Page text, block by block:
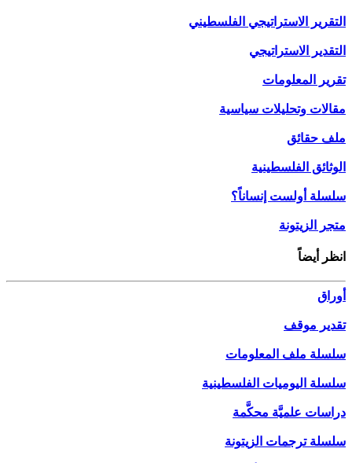
التقرير الاستراتيجي الفلسطيني
التقدير الاستراتيجي
تقرير المعلومات
مقالات وتحليلات سياسية
ملف حقائق
الوثائق الفلسطينية
سلسلة أولست إنساناً؟
متجر الزيتونة
انظر أيضاً
أوراق
تقدير موقف
سلسلة ملف المعلومات
سلسلة اليوميات الفلسطينية
دراسات علميَّة محكَّمة
سلسلة ترجمات الزيتونة